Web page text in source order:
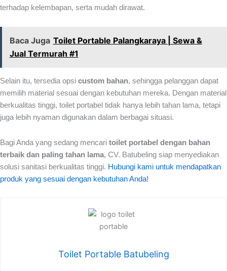
terhadap kelembapan, serta mudah dirawat.
Baca Juga Toilet Portable Palangkaraya | Sewa &
Jual Termurah #1
Selain itu, tersedia opsi custom bahan, sehingga pelanggan dapat
memilih material sesuai dengan kebutuhan mereka. Dengan material
berkualitas tinggi, toilet portabel tidak hanya lebih tahan lama, tetapi
juga lebih nyaman digunakan dalam berbagai situasi.
Bagi Anda yang sedang mencari toilet portabel dengan bahan
terbaik dan paling tahan lama, CV. Batubeling siap menyediakan
solusi sanitasi berkualitas tinggi. Hubungi kami untuk mendapatkan
produk yang sesuai dengan kebutuhan Anda!
Toilet Portable Batubeling